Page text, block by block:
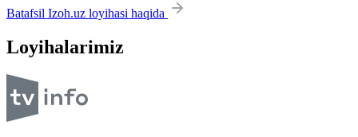
Batafsil Izoh.uz loyihasi haqida
Loyihalarimiz